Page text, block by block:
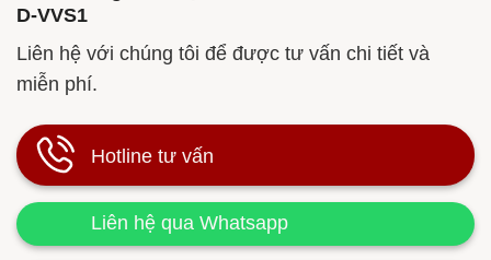
D-VVS1
Liên hệ với chúng tôi để được tư vấn chi tiết và
miễn phí.
Hotline tư vấn
Liên hệ qua Whatsapp